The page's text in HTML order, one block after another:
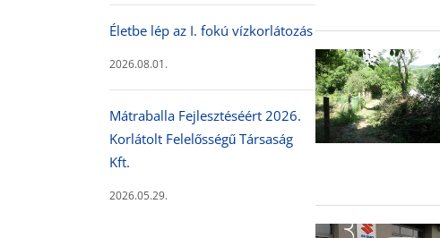
Életbe lép az I. fokú vízkorlátozás
2026.08.01.
Mátraballa Fejlesztéséért 2026.
Korlátolt Felelősségű Társaság
Kft.
2026.05.29.